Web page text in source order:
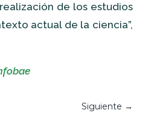
de los estudios
actual de la ciencia”,
Siguiente →